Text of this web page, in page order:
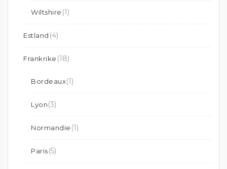
Wiltshire (1)
Estland (4)
Frankrike (18)
Bordeaux(1)
Lyon(3)
Normandie (1)
Paris(5)